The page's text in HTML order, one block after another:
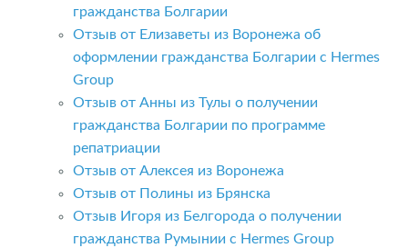
гражданства Болгарии
Отзыв от Елизаветы из Воронежа об
оформлении гражданства Болгарии с Hermes
Group
Отзыв от Анны из Тулы о получении
гражданства Болгарии по программе
репатриации
Отзыв от Алексея из Воронежа
Отзыв от Полины из Брянска
Отзыв Игоря из Белгорода о получении
гражданства Румынии с Hermes Group